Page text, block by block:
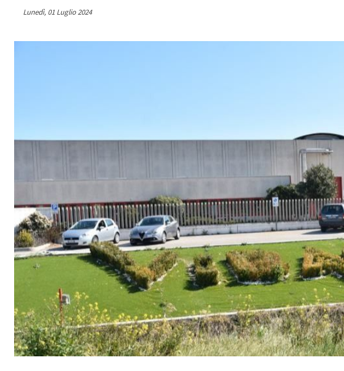
Lunedì, 01 Luglio 2024